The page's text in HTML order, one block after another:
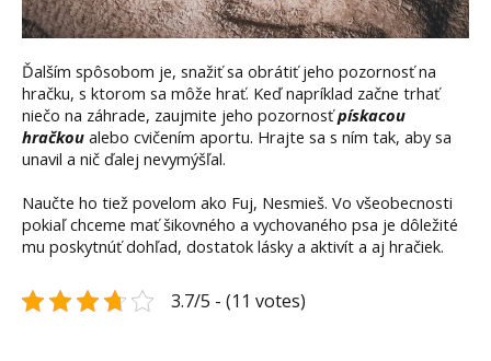
Ďalším spôsobom je, snažiť sa obrátiť jeho pozornosť na
hračku, s ktorom sa môže hrať. Keď napríklad začne trhať
niečo na záhrade, zaujmite jeho pozornosťpískacou
hračkou alebo cvičením aportu. Hrajte sa s ním tak, aby sa
unavil a nič ďalej nevymýšľal.
Naučte ho tiež povelom ako Fuj, Nesmieš. Vo všeobecnosti
pokiaľ chceme mať šikovného a vychovaného psa je dôležité
mu poskytnúť dohľad, dostatok lásky a aktivít a aj hračiek.
3.7/5 - (11 votes)